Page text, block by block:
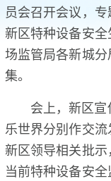
员会召开会议，
新区特种设备安
场监管局各新城
集。
会上，新区
乐世界分别作交流
新区领导相关批
当前特种设备安